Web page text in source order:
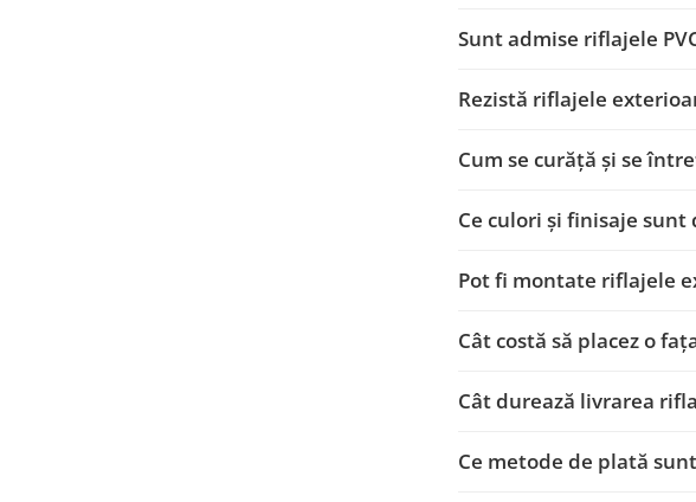
Sunt admise riflajele
Rezistă riflajele
Cum se curăță și se
Ce culori și finisaje sunt
Pot fi montate riflajele
Cât costă să placez o
Cât durează livrarea
Ce metode de plată